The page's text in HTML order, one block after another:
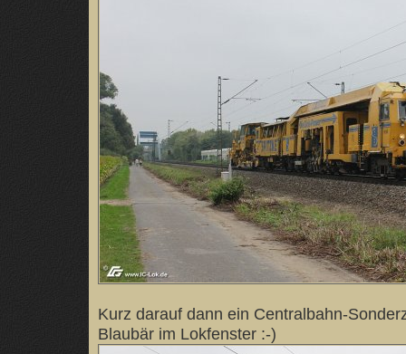
Kurz darauf dann ein Centralbahn-
Blaubär im Lokfenster :-)